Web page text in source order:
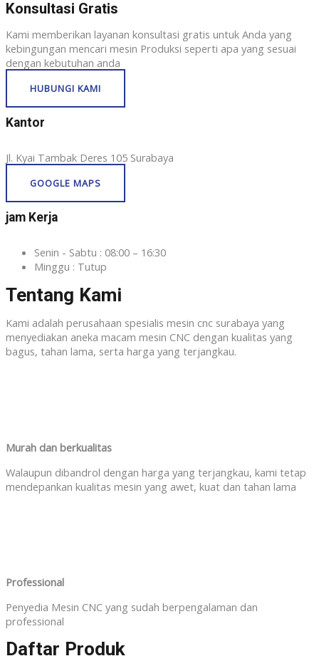
Konsultasi Gratis
Kami memberikan layanan konsultasi gratis untuk Anda yang
kebingungan mencari mesin Produksi seperti apa yang sesuai
dengan kebutuhan anda
HUBUNGI KAMI
Kantor
Jl. Kyai Tambak Deres 105 Surabaya
GOOGLE MAPS
jam Kerja
Senin - Sabtu : 08:00 – 16:30
Minggu : Tutup
Tentang Kami
Kami adalah perusahaan spesialis mesin cnc surabaya yang
menyediakan aneka macam mesin CNC dengan kualitas yang
bagus, tahan lama, serta harga yang terjangkau.
Murah dan berkualitas
Walaupun dibandrol dengan harga yang terjangkau, kami tetap
mendepankan kualitas mesin yang awet, kuat dan tahan lama
Professional
Penyedia Mesin CNC yang sudah berpengalaman dan
professional
Daftar Produk